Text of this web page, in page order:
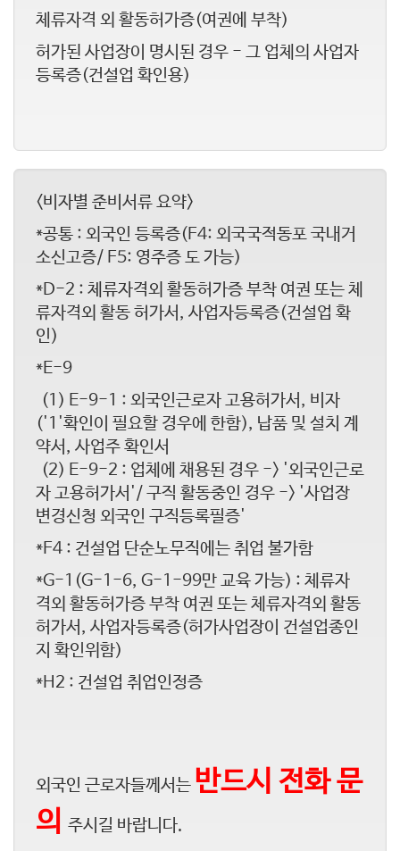
체류자격 외 활동허가증(여권에 부착)
허가된 사업장이 명시된 경우 - 그 업체의 사업자
등록증(건설업 확인용)
<비자별 준비서류 요약>
*공통 : 외국인 등록증(F4: 외국국적동포 국내거
소신고증/ F5: 영주증 도 가능)
*D-2 : 체류자격외 활동허가증 부착 여권 또는 체
류자격외 활동 허가서, 사업자등록증(건설업 확
인)
*E-9
(1) E-9-1 : 외국인근로자 고용허가서, 비자
('1'확인이 필요할 경우에 한함), 납품 및 설치 계
약서, 사업주 확인서
(2) E-9-2 : 업체에 채용된 경우 -> '외국인근로
자 고용허가서'/ 구직 활동중인 경우 -> '사업장
변경신청 외국인 구직등록필증'
*F4 : 건설업 단순노무직에는 취업 불가함
*G-1(G-1-6, G-1-99만 교육 가능) : 체류자
격외 활동허가증 부착 여권 또는 체류자격외 활동
허가서, 사업자등록증(허가사업장이 건설업종인
지 확인위함)
*H2 : 건설업 취업인정증
외국인 근로자들께서는 반드시 전화 문
의 주시길 바랍니다.